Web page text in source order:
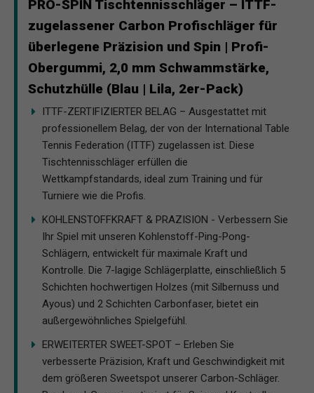
PRO-SPIN Tischtennisschläger – ITTF-
zugelassener Carbon Profischläger für
überlegene Präzision und Spin | Profi-
Obergummi, 2,0 mm Schwammstärke,
Schutzhülle (Blau | Lila, 2er-Pack)
ITTF-ZERTIFIZIERTER BELAG – Ausgestattet mit
professionellem Belag, der von der International Table
Tennis Federation (ITTF) zugelassen ist. Diese
Tischtennisschläger erfüllen die
Wettkampfstandards, ideal zum Training und für
Turniere wie die Profis.
KOHLENSTOFFKRAFT & PRAZISION - Verbessern Sie
Ihr Spiel mit unseren Kohlenstoff-Ping-Pong-
Schlägern, entwickelt für maximale Kraft und
Kontrolle. Die 7-lagige Schlägerplatte, einschließlich 5
Schichten hochwertigen Holzes (mit Silbernuss und
Ayous) und 2 Schichten Carbonfaser, bietet ein
außergewöhnliches Spielgefühl.
ERWEITERTER SWEET-SPOT – Erleben Sie
verbesserte Präzision, Kraft und Geschwindigkeit mit
dem größeren Sweetspot unserer Carbon-Schläger.